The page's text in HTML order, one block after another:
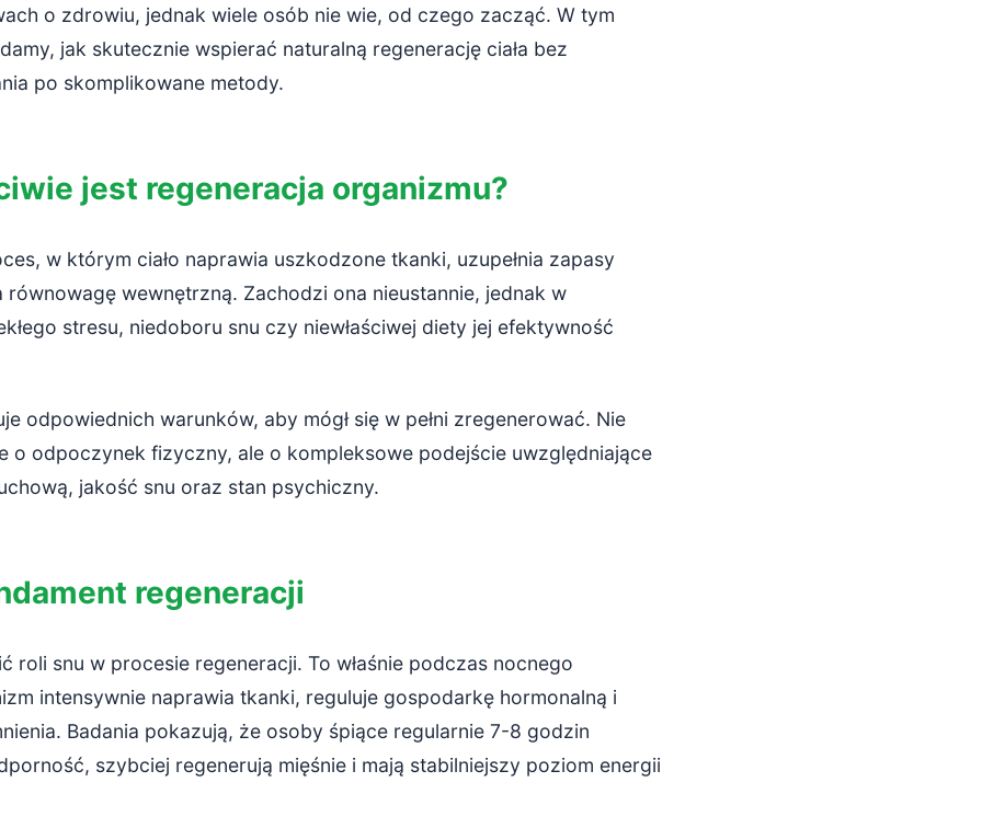
procesy naprawcze
po domowe metody?
o zdrowiu, jednak wiele osób nie wie, od czego zacząć. W tym
jak skutecznie wspierać naturalną regenerację ciała bez
po skomplikowane metody.
jest regeneracja organizmu?
w którym ciało naprawia uszkodzone tkanki, uzupełnia zapasy
wewnętrzną. Zachodzi ona nieustannie, jednak w
stresu, niedoboru snu czy niewłaściwej diety jej efektywność
odpowiednich warunków, aby mógł się w pełni zregenerować. Nie
o odpoczynek fizyczny, ale o kompleksowe podejście uwzględniające
jakość snu oraz stan psychiczny.
regeneracji
roli snu w procesie regeneracji. To właśnie podczas nocnego
intensywnie naprawia tkanki, reguluje gospodarkę hormonalną i
Badania pokazują, że osoby śpiące regularnie 7-8 godzin
szybciej regenerują mięśnie i mają stabilniejszy poziom energii